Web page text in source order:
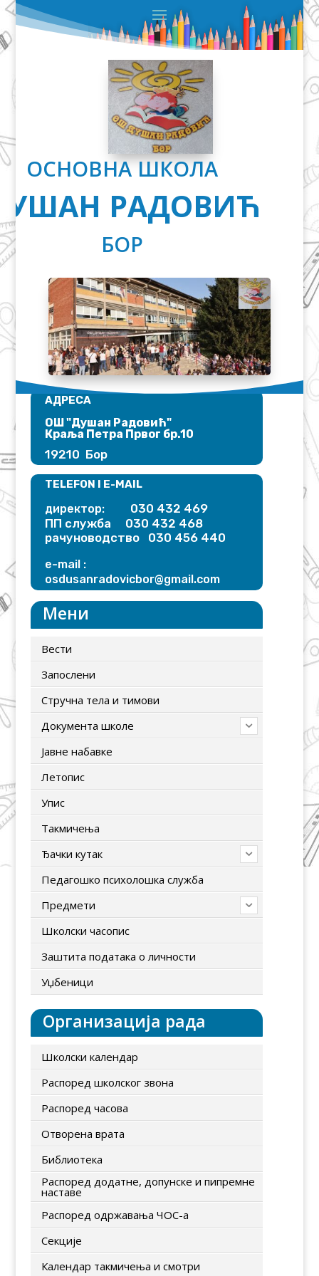
ОСНОВНА ШКОЛА
РАДОВИЋ
БОР
АДРЕСА
ОШ "Душан Радовић"​
Краља Петра Првог бр.10
19210 Бор
TELEFON I E-MAIL
директор: 030 432 469
ПП служба 030 432 468
рачуноводство 030 456 440
e-mail :
osdusanradovicbor@gmail.com
Мени
Вести
Запослени
Стручна тела и тимови
Документа школе
Јавне набавке
Летопис
Упис
Tакмичења
Ђачки кутак
Педагошко психолошка служба
Предмети
Школски часопис
Заштита података о личности
Уџбеници
Организација рада
Школски календар
Распоред школског звона
Распоред часова
Отворена врата
Библиотека
Распоред додатне, допунске и пипремне
наставе
Распоред одржавања ЧОС-а
Секције
Календар такмичења и смотри